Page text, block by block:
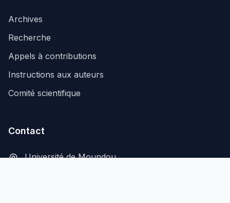
Archives
Recherche
Appels à contributions
Instructions aux auteurs
Comité scientifique
Contact
Université de Moundou